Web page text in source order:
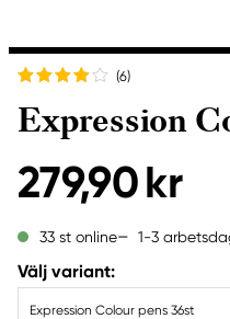
(6)
Expression
279,90 kr
33 st online 1-3
Välj variant:
Expression Colour pens 36st